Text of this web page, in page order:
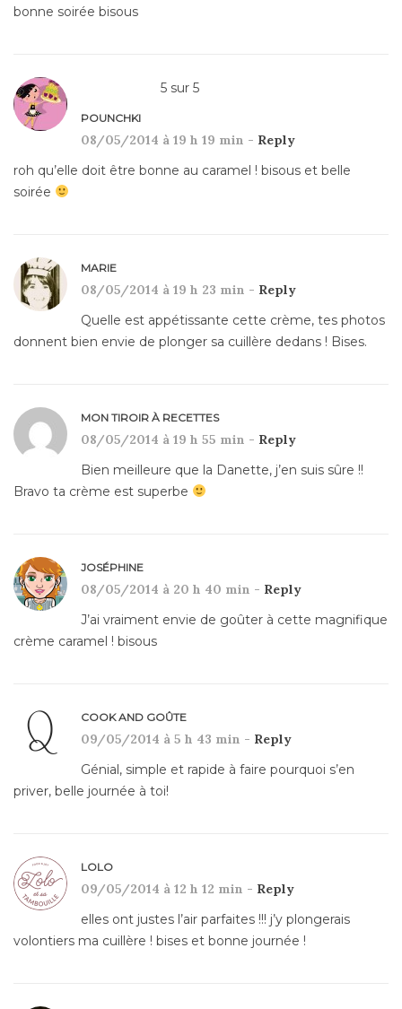
bonne soirée bisous
5 sur 5
POUNCHKI
08/05/2014 à 19 h 19 min - Reply
roh qu’elle doit être bonne au caramel ! bisous et belle
soirée
MARIE
08/05/2014 à 19 h 23 min - Reply
Quelle est appétissante cette crème, tes photos
donnent bien envie de plonger sa cuillère dedans ! Bises.
MON TIROIR À RECETTES
08/05/2014 à 19 h 55 min - Reply
Bien meilleure que la Danette, j’en suis sûre !!
Bravo ta crème est superbe
JOSÉPHINE
08/05/2014 à 20 h 40 min - Reply
J’ai vraiment envie de goûter à cette magnifique
crème caramel ! bisous
COOK AND GOÛTE
09/05/2014 à 5 h 43 min - Reply
Génial, simple et rapide à faire pourquoi s’en
priver, belle journée à toi!
LOLO
09/05/2014 à 12 h 12 min - Reply
elles ont justes l’air parfaites !!! j’y plongerais
volontiers ma cuillère ! bises et bonne journée !